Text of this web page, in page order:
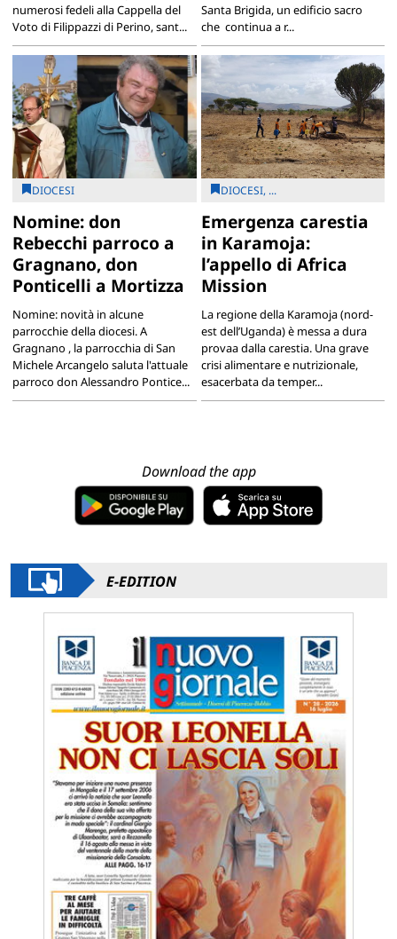
numerosi fedeli alla Cappella del
Voto di Filippazzi di Perino, sant...
Santa Brigida, un edificio sacro
che continua a r...
DIOCESI
Nomine: don
Rebecchi parroco a
Gragnano, don
Ponticelli a Mortizza
Nomine: novità in alcune
parrocchie della diocesi. A
Gragnano , la parrocchia di San
Michele Arcangelo saluta l'attuale
parroco don Alessandro Pontice...
DIOCESI, ...
Emergenza carestia
in Karamoja:
l’appello di Africa
Mission
La regione della Karamoja (nord-
est dell’Uganda) è messa a dura
provaa dalla carestia. Una grave
crisi alimentare e nutrizionale,
esacerbata da temper...
Download the app
E-EDITION